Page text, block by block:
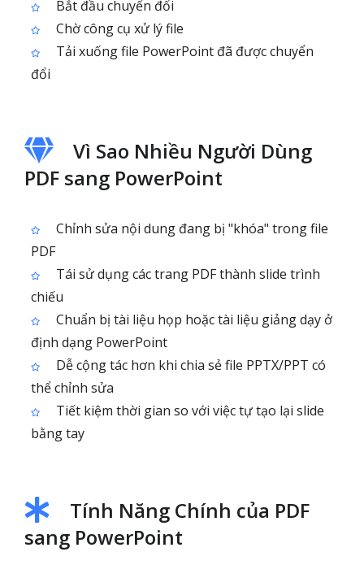
Bắt đầu chuyển đổi
Chờ công cụ xử lý file
Tải xuống file PowerPoint đã được chuyển
đổi
Vì Sao Nhiều Người Dùng
PDF sang PowerPoint
Chỉnh sửa nội dung đang bị "khóa" trong file
PDF
Tái sử dụng các trang PDF thành slide trình
chiếu
Chuẩn bị tài liệu họp hoặc tài liệu giảng dạy ở
định dạng PowerPoint
Dễ cộng tác hơn khi chia sẻ file PPTX/PPT có
thể chỉnh sửa
Tiết kiệm thời gian so với việc tự tạo lại slide
bằng tay
Tính Năng Chính của PDF
sang PowerPoint